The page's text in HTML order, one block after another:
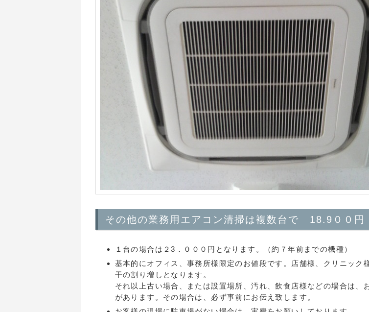
その他の業務用エアコン清掃は複数台で 18.9００円
１台の場合は２3．０００円となります。（約７年前までの機種）
基本的にオフィス、事務所様限定のお値段です。店舗様、クリニック
干の割り増しとなります。
それ以上古い場合、または設置場所、汚れ、飲食店様などの場合は、
があります。その場合は、必ず事前にお伝え致します。